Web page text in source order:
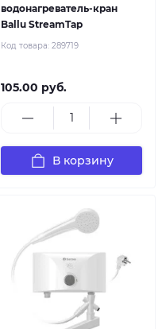
водонагреватель-кран
Ballu StreamTap
Код товара: 289719
105.00 руб.
В корзину